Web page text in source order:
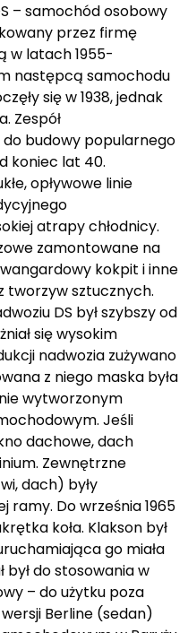
– samochód osobowy
przez firmę
w latach 1955-
następcą samochodu
się w 1938, jednak
Zespół
do budowy popularnego
koniec lat 40.
opływowe linie
atrapy chłodnicy.
zamontowane na
kokpit i inne
tworzyw sztucznych.
DS był szybszy od
się wysokim
nadwozia zużywano
z niego maska była
wytworzonym
Jeśli
dachowe, dach
Zewnętrzne
dach) były
Do września 1965
koła. Klakson był
go miała
był do stosowania w
– do użytku poza
Berline (sedan)